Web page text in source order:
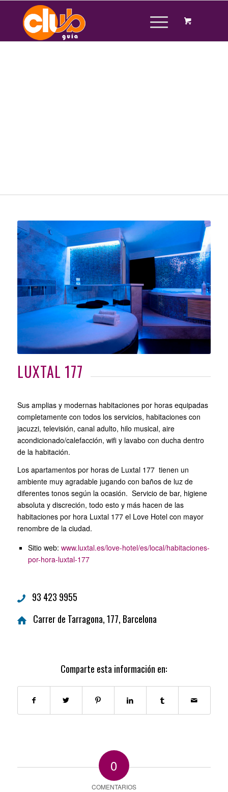
LUXTAL 177
Sus amplias y modernas habitaciones por horas equipadas
completamente con todos los servicios, habitaciones con
jacuzzi, televisión, canal adulto, hilo musical, aire
acondicionado/calefacción, wifi y lavabo con ducha dentro
de la habitación.
Los apartamentos por horas de Luxtal 177 tienen un
ambiente muy agradable jugando con baños de luz de
diferentes tonos según la ocasión. Servicio de bar, higiene
absoluta y discreción, todo esto y más hacen de las
habitaciones por hora Luxtal 177 el Love Hotel con mayor
renombre de la ciudad.
Sitio web: www.luxtal.es/love-hotel/es/local/habitaciones-
por-hora-luxtal-177
93 423 9955
Carrer de Tarragona, 177, Barcelona
Comparte esta información en:
0
COMENTARIOS